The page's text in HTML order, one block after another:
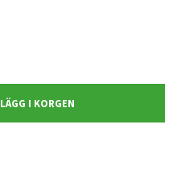
LÄGG I KORGEN